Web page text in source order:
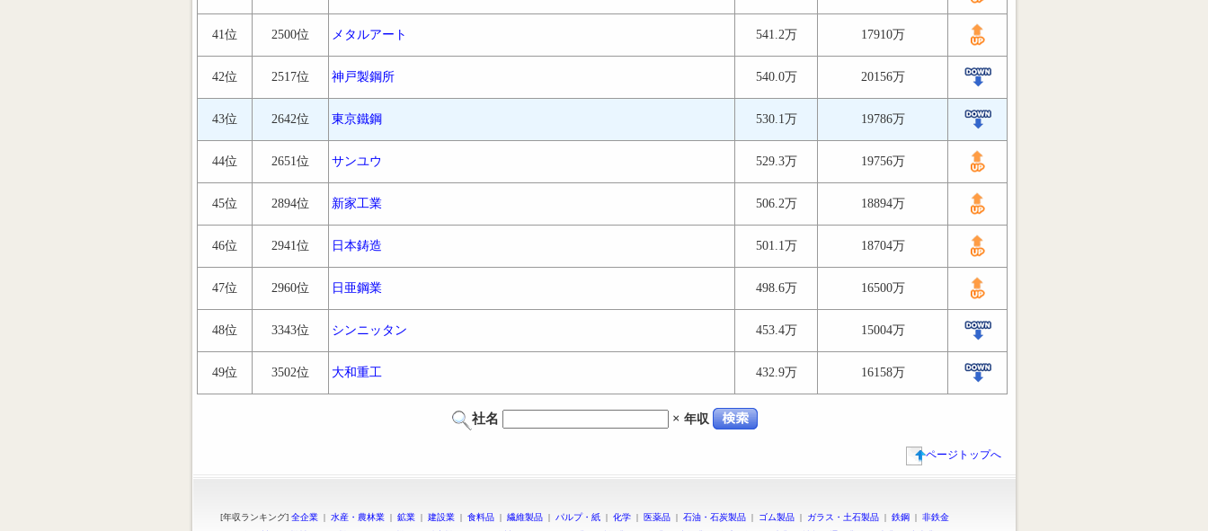
41位 2500位 メタルアート 541.2万 17910万
42位 2517位 神戸製鋼所 540.0万 20156万
43位 2642位 東京鐵鋼 530.1万 19786万
44位 2651位 サンユウ 529.3万 19756万
45位 2894位 新家工業 506.2万 18894万
46位 2941位 日本鋳造 501.1万 18704万
47位 2960位 日亜鋼業 498.6万 16500万
48位 3343位 シンニッタン 453.4万 15004万
49位 3502位 大和重工 432.9万 16158万
社名 × 年収
ページトップへ
[年収ランキング] 全企業 | 水産・農林業 | 鉱業 | 建設業 | 食料品 | 繊維製品 | パルプ・紙 | 化学 | 医薬品 | 石油・石炭製品 | ゴム製品 | ガラス・土石製品 | 鉄鋼 | 非鉄金